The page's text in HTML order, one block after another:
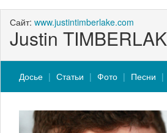
Сайт: www.justintimberlake.com
Justin
Досье Статьи Фото Песни